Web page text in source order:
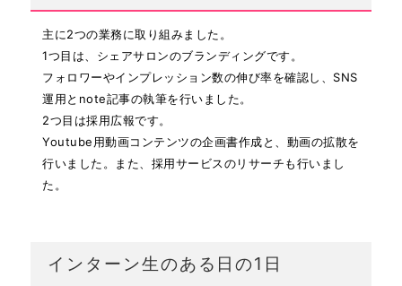
主に2つの業務に取り組みました。
1つ目は、シェアサロンのブランディングです。
フォロワーやインプレッション数の伸び率を確認し、SNS
運用とnote記事の執筆を行いました。
2つ目は採用広報です。
Youtube用動画コンテンツの企画書作成と、動画の拡散を
行いました。また、採用サービスのリサーチも行いまし
た。
インターン生のある日の1日